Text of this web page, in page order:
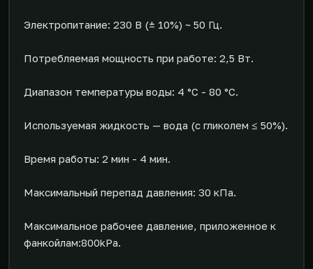
Электропитание: 230 В (± 10%) ~ 50 Гц.
Потребляемая мощность при работе: 2,5 Вт.
Диапазон температуры воды: 4 °C - 80 °C.
Используемая жидкость — вода (с гликолем ≤ 50%).
Время работы: 2 мин - 4 мин.
Максимальный перепад давления: 30 кПа.
Максимальное рабочее давление, приложенное к
фанкойлам:800kPa.